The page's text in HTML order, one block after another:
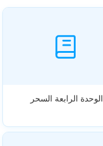
الوحدة الرابعة السحر